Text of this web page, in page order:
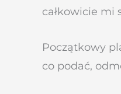
całkowicie mi
Początkowy
co podać,